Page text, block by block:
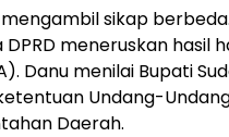
mengambil sikap
meneruskan hasil
Danu menilai Bupati
Undang-
Daerah.